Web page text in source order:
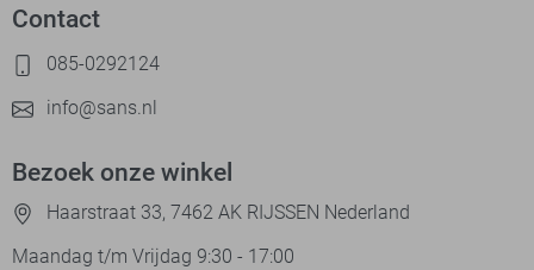
Contact
085-0292124
info@sans.nl
Bezoek onze winkel
Haarstraat 33, 7462 AK RIJSSEN Nederland
Maandag t/m Vrijdag 9:30 - 17:00